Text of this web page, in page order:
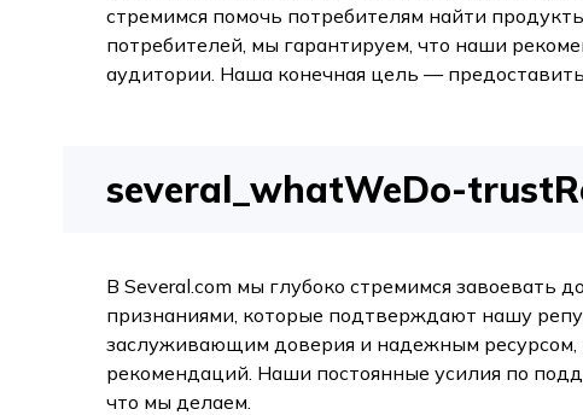
стремимся помочь потребителям найти
потребителей, мы гарантируем, что наши
аудитории. Наша конечная цель —
several_whatWeDo-
В Several.com мы глубоко стремимся
признаниями, которые подтверждают нашу
заслуживающим доверия и надежным
рекомендаций. Наши постоянные усилия по
что мы делаем.